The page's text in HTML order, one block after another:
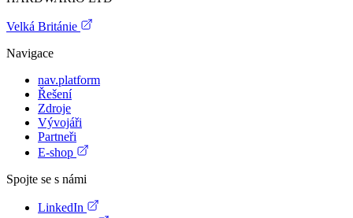
Velká Británie
Navigace
nav.platform
Řešení
Zdroje
Vývojáři
Partneři
E-shop
Spojte se s námi
LinkedIn